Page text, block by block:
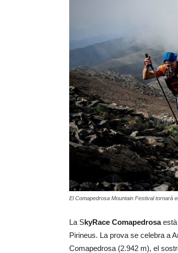
El Comapedrosa Mountain Festival tornarà
La SkyRace Comapedrosaestà
Pirineus. La prova se celebra a
Comapedrosa (2.942 m), el